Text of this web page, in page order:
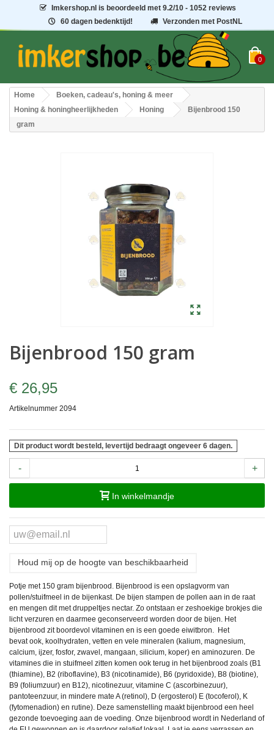
Imkershop.nl is beoordeeld met9.2/10 - 1052 reviews
60 dagen bedenktijd!
Verzonden met PostNL
0
Home
Boeken, cadeau's, honing & meer
Honing & honingheerlijkheden
Honing
Bijenbrood 150
gram
Bijenbrood 150 gram
€ 26,95
Artikelnummer 2094
Dit product wordt besteld, levertijd bedraagt ongeveer 6 dagen.
- +
In winkelmandje
Houd mij op de hoogte van beschikbaarheid
Potje met 150 gram bijenbrood. Bijenbrood is een opslagvorm van
pollen/stuifmeel in de bijenkast. De bijen stampen de pollen aan in de raat
en mengen dit met druppeltjes nectar. Zo ontstaan er zeshoekige brokjes die
licht verzuren en daarmee geconserveerd worden door de bijen. Het
bijenbrood zit boordevol vitaminen en is een goede eiwitbron. Het
bevat ook, koolhydraten, vetten en vele mineralen (kalium, magnesium,
calcium, ijzer, fosfor, zwavel, mangaan, silicium, koper) en aminozuren. De
vitamines die in stuifmeel zitten komen ook terug in het bijenbrood zoals (B1
(thiamine), B2 (riboflavine), B3 (nicotinamide), B6 (pyridoxide), B8 (biotine),
B9 (foliumzuur) en B12), nicotinezuur, vitamine C (ascorbinezuur),
pantoteenzuur, in mindere mate A (retinol), D (ergosterol) E (tocoferol), K
(fytomenadion) en rutine). Deze samenstelling maakt bijenbrood een heel
gezonde toevoeging aan de voeding. Onze bijenbrood wordt in Nederland of